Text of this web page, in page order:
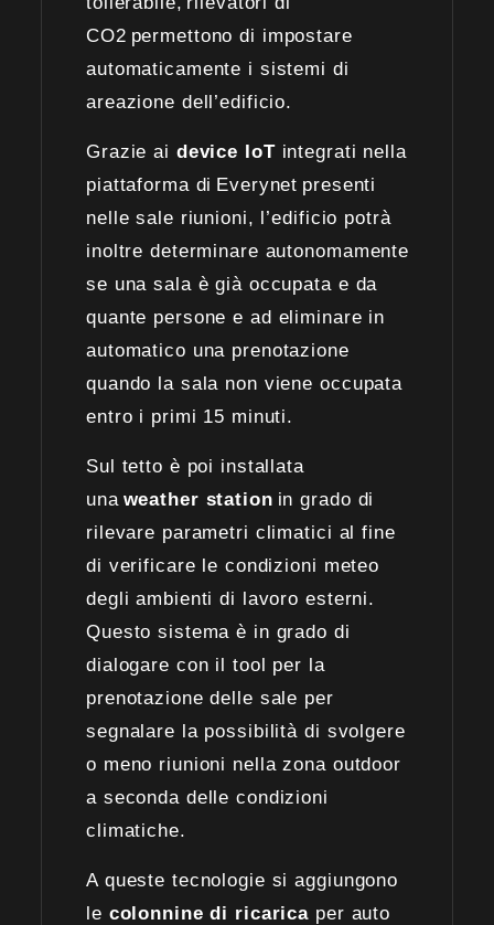
CO2 permettono di impostare
automaticamente i sistemi di
areazione dell’edificio.
Grazie ai device IoTintegrati nella
piattaforma di Everynet presenti
nelle sale riunioni, l’edificio potrà
inoltre determinare autonomamente
se una sala è già occupata e da
quante persone e ad eliminare in
automatico una prenotazione
quando la sala non viene occupata
entro i primi 15 minuti.
Sul tetto è poi installata
una weather station in grado di
rilevare parametri climatici al fine
di verificare le condizioni meteo
degli ambienti di lavoro esterni.
Questo sistema è in grado di
dialogare con il tool per la
prenotazione delle sale per
segnalare la possibilità di svolgere
o meno riunioni nella zona outdoor
a seconda delle condizioni
climatiche.
A queste tecnologie si aggiungono
le colonnine di ricarica per auto